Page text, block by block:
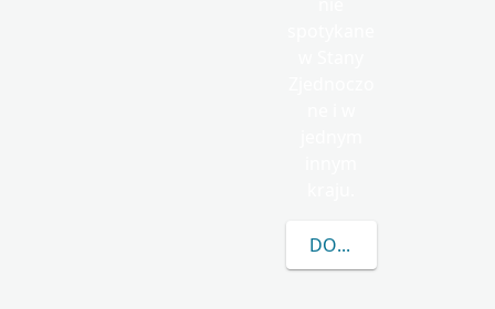
DOWIEDZ SIĘ WIĘCEJ